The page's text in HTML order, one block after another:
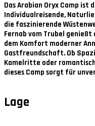
Das Arabian Oryx Camp
Individualreisende,
die faszinierende
Fernab vom Trubel
dem Komfort moderner
Gastfreundschaft. Ob
Kamelritte oder
dieses Camp sorgt für
Lage